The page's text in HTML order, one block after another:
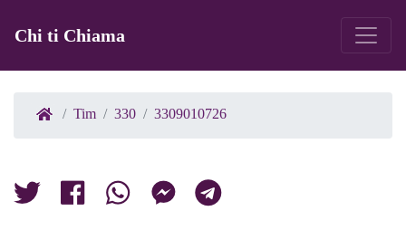
Chi ti Chiama
Tim 330 3309010726